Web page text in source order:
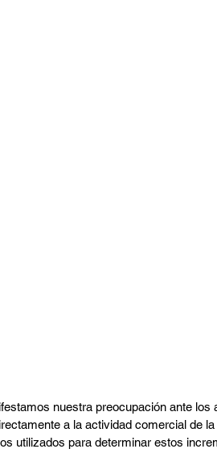
nuestra preocupación ante los
a la actividad comercial de
utilizados para determinar estos